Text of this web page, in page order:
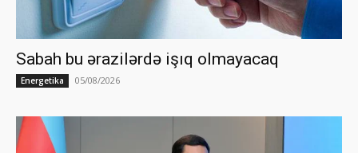
Sabah bu ərazilərdə işıq olmayacaq
Energetika 05/08/2026